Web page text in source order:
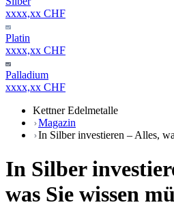
xxxx,xx CHF
Platin
xxxx,xx CHF
Palladium
xxxx,xx CHF
Kettner Edelmetalle
Magazin
In Silber investieren – Alles,
In Silber
was Sie wissen